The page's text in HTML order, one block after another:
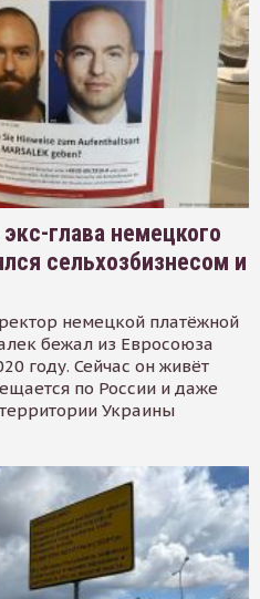
глава немецкого
сельхозбизнесом и
немецкой платёжной
бежал из Евросоюза
году. Сейчас он живёт
по России и даже
Украины